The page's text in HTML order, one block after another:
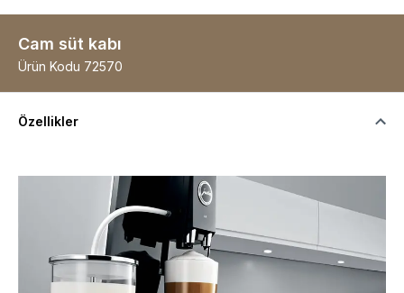
Cam süt kabı
Ürün Kodu 72570
Özellikler